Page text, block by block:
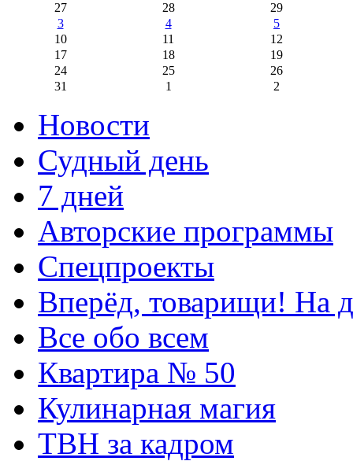
27
28
29
3
4
5
10
11
12
17
18
19
24
25
26
31
1 2
Новости
Судный день
7 дней
Авторские программы
Спецпроекты
Вперёд, товарищи! На
Все обо всем
Квартира № 50
Кулинарная магия
ТВН за кадром